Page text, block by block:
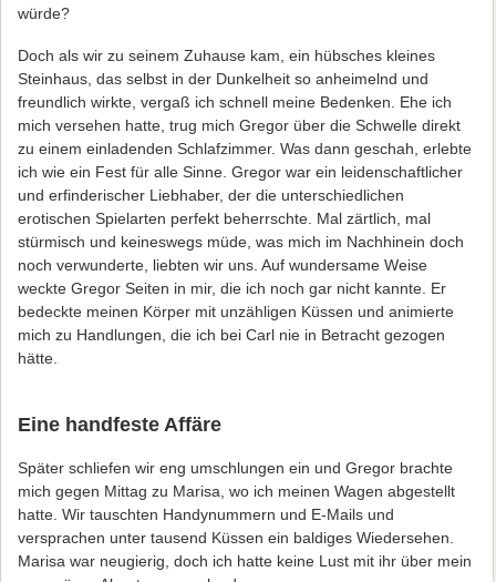
würde?
Doch als wir zu seinem Zuhause kam, ein hübsches kleines
Steinhaus, das selbst in der Dunkelheit so anheimelnd und
freundlich wirkte, vergaß ich schnell meine Bedenken. Ehe ich
mich versehen hatte, trug mich Gregor über die Schwelle direkt
zu einem einladenden Schlafzimmer. Was dann geschah, erlebte
ich wie ein Fest für alle Sinne. Gregor war ein leidenschaftlicher
und erfinderischer Liebhaber, der die unterschiedlichen
erotischen Spielarten perfekt beherrschte. Mal zärtlich, mal
stürmisch und keineswegs müde, was mich im Nachhinein doch
noch verwunderte, liebten wir uns. Auf wundersame Weise
weckte Gregor Seiten in mir, die ich noch gar nicht kannte. Er
bedeckte meinen Körper mit unzähligen Küssen und animierte
mich zu Handlungen, die ich bei Carl nie in Betracht gezogen
hätte.
Eine handfeste Affäre
Später schliefen wir eng umschlungen ein und Gregor brachte
mich gegen Mittag zu Marisa, wo ich meinen Wagen abgestellt
hatte. Wir tauschten Handynummern und E-Mails und
versprachen unter tausend Küssen ein baldiges Wiedersehen.
Marisa war neugierig, doch ich hatte keine Lust mit ihr über mein